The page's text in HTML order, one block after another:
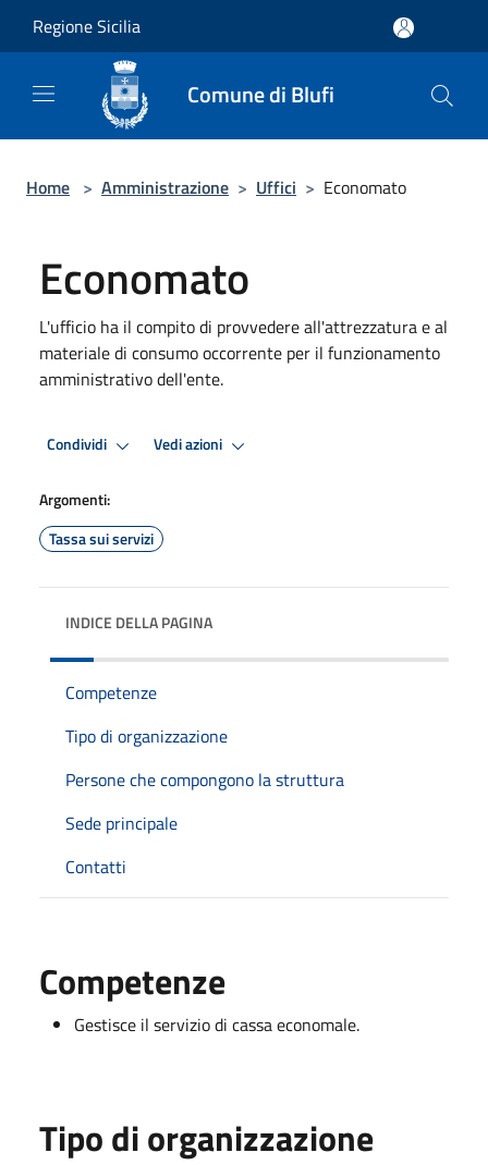
Regione Sicilia
Comune di Blufi
Home > Amministrazione > Uffici > Economato
Economato
L'ufficio ha il compito di provvedere all'attrezzatura e al
materiale di consumo occorrente per il funzionamento
amministrativo dell'ente.
Condividi Vedi azioni
Argomenti:
Tassa sui servizi
INDICE DELLA PAGINA
Competenze
Tipo di organizzazione
Persone che compongono la struttura
Sede principale
Contatti
Competenze
Gestisce il servizio di cassa economale.
Tipo di organizzazione